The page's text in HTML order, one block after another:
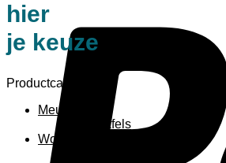
hier
je keuze
Productcategorieën
Meubels
Bijzettafels
Woonaccessoires